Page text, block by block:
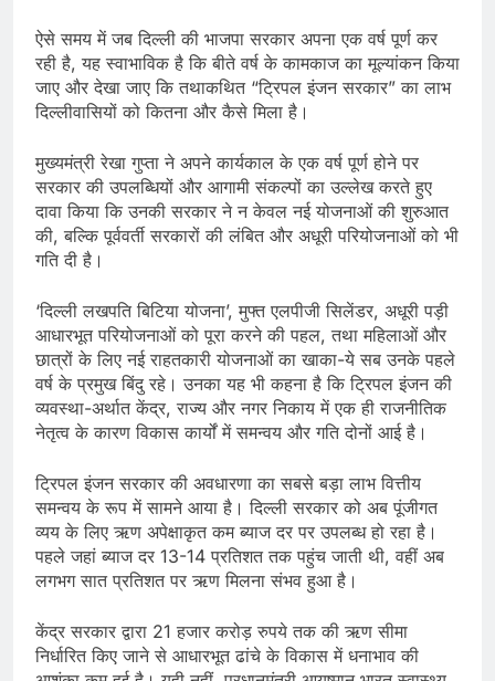
ऐसे समय में जब दिल्ली की भाजपा सरकार अपना एक वर्ष पूर्ण कर
रही है, यह स्वाभाविक है कि बीते वर्ष के कामकाज का मूल्यांकन किया
जाए और देखा जाए कि तथाकथित “ट्रिपल इंजन सरकार” का लाभ
दिल्लीवासियों को कितना और कैसे मिला है।
मुख्यमंत्री रेखा गुप्ता ने अपने कार्यकाल के एक वर्ष पूर्ण होने पर
सरकार की उपलब्धियों और आगामी संकल्पों का उल्लेख करते हुए
दावा किया कि उनकी सरकार ने न केवल नई योजनाओं की शुरुआत
की, बल्कि पूर्ववर्ती सरकारों की लंबित और अधूरी परियोजनाओं को भी
गति दी है।
‘दिल्ली लखपति बिटिया योजना’, मुफ्त एलपीजी सिलेंडर, अधूरी पड़ी
आधारभूत परियोजनाओं को पूरा करने की पहल, तथा महिलाओं और
छात्रों के लिए नई राहतकारी योजनाओं का खाका-ये सब उनके पहले
वर्ष के प्रमुख बिंदु रहे। उनका यह भी कहना है कि ट्रिपल इंजन की
व्यवस्था-अर्थात केंद्र, राज्य और नगर निकाय में एक ही राजनीतिक
नेतृत्व के कारण विकास कार्यों में समन्वय और गति दोनों आई है।
ट्रिपल इंजन सरकार की अवधारणा का सबसे बड़ा लाभ वित्तीय
समन्वय के रूप में सामने आया है। दिल्ली सरकार को अब पूंजीगत
व्यय के लिए ऋण अपेक्षाकृत कम ब्याज दर पर उपलब्ध हो रहा है।
पहले जहां ब्याज दर 13-14 प्रतिशत तक पहुंच जाती थी, वहीं अब
लगभग सात प्रतिशत पर ऋण मिलना संभव हुआ है।
केंद्र सरकार द्वारा 21 हजार करोड़ रुपये तक की ऋण सीमा
निर्धारित किए जाने से आधारभूत ढांचे के विकास में धनाभाव की